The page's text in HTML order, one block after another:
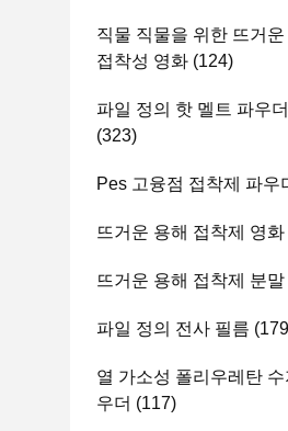
직물 직물을 위한 뜨거운
접착성 영화 (124)
파일 정의 핫 멜트 파우더
(323)
Pes 고융점 접착제 파우
뜨거운 용해 접착제 영화
뜨거운 용해 접착제 분말
파일 정의 전사 필름
열 가소성 폴리우레탄
우더 (117)